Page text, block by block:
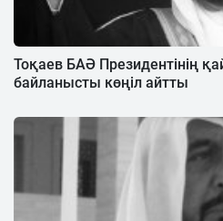
Тоқаев БАӘ Президентінің
байланысты көңіл айтты